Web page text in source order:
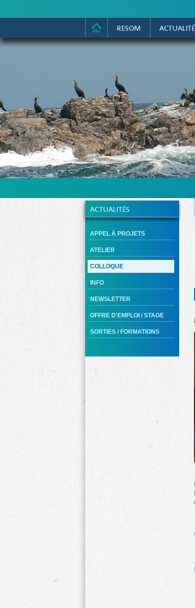
RESOM
ACTUALITÉS
APPEL À PROJETS
ATELIER
COLLOQUE
INFO
NEWSLETTER
OFFRE D'EMPLOI / STAGE
SORTIES / FORMATIONS